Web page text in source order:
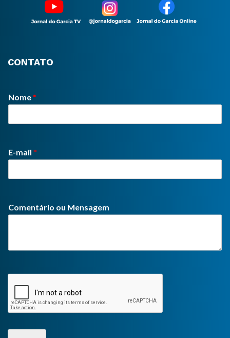
CONTATO
Nome*
E-mail *
Comentário ou Mensagem